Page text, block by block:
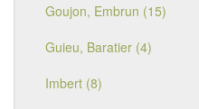
Goujon, Embrun (15)
Guieu, Baratier (4)
Imbert (8)